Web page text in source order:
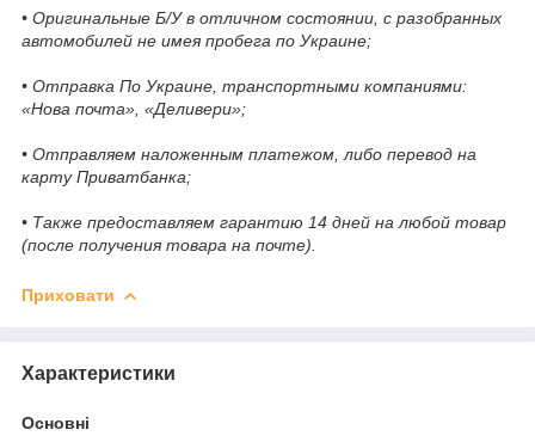
• Оригинальные Б/У в отличном состоянии, с разобранных
автомобилей не имея пробега по Украине;
• Отправка По Украине, транспортными компаниями:
«Нова почта», «Деливери»;
• Отправляем наложенным платежом, либо перевод на
карту Приватбанка;
• Также предоставляем гарантию 14 дней на любой товар
(после получения товара на почте).
Приховати
Характеристики
Основні